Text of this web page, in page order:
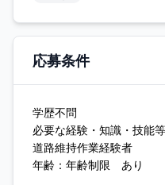
応募条件
学歴不問
必要な経験・知識・技能
道路維持作業経験者
年齢：年齢制限 あり